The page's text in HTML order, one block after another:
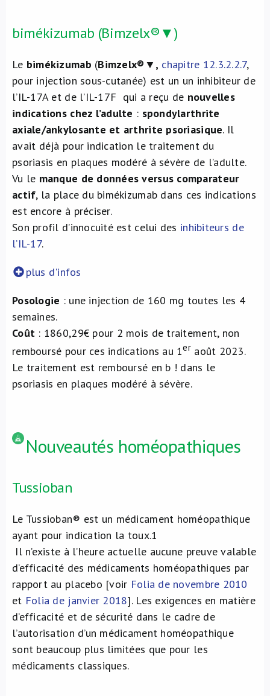
bimékizumab (Bimzelx®▼)
Le bimékizumab (Bimzelx® ▼, chapitre 12.3.2.2.7,
pour injection sous-cutanée) est un un inhibiteur de
l’IL-17A et de l’IL-17F qui a reçu de nouvelles
indications chez l’adulte : spondylarthrite
axiale/ankylosante et arthrite psoriasique. Il
avait déjà pour indication le traitement du
psoriasis en plaques modéré à sévère de l’adulte.
Vu le manque de données versus comparateur
actif, la place du bimékizumab dans ces indications
est encore à préciser.
Son profil d’innocuité est celui des inhibiteurs de
l’IL-17.
plus d'infos
Posologie : une injection de 160 mg toutes les 4
semaines.
Coût : 1860,29€ pour 2 mois de traitement, non
remboursé pour ces indications au 1er août 2023.
Le traitement est remboursé en b ! dans le
psoriasis en plaques modéré à sévère.
Nouveautés homéopathiques
Tussioban
Le Tussioban® est un médicament homéopathique
ayant pour indication la toux.1
Il n’existe à l’heure actuelle aucune preuve valable
d’efficacité des médicaments homéopathiques par
rapport au placebo [voir Folia de novembre 2010
et Folia de janvier 2018]. Les exigences en matière
d’efficacité et de sécurité dans le cadre de
l’autorisation d’un médicament homéopathique
sont beaucoup plus limitées que pour les
médicaments classiques.